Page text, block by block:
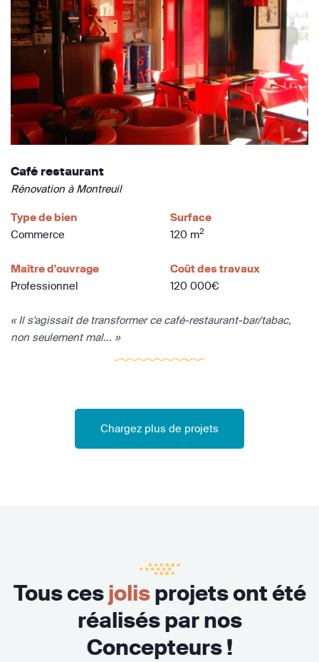
Café restaurant
Rénovation à Montreuil
Type de bien
Commerce
Surface
120 m2
Maître d'ouvrage
Professionnel
Coût des travaux
120 000€
« Il s'agissait de transformer ce café-restaurant-bar/tabac,
non seulement mal... »
Chargez plus de projets
Tous cesjolisprojets ont été
réalisés par nos
Concepteurs !